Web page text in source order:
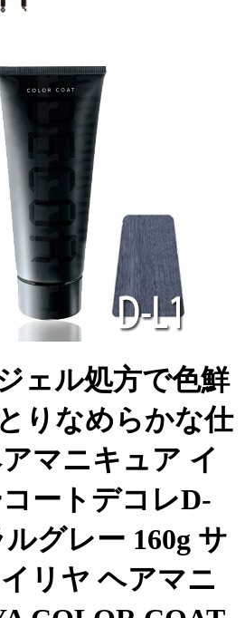
ェル処方で色鮮
りなめらかな仕
マニキュア イ
ートデコレD-
グレー 160g サ
リヤ ヘアマニ